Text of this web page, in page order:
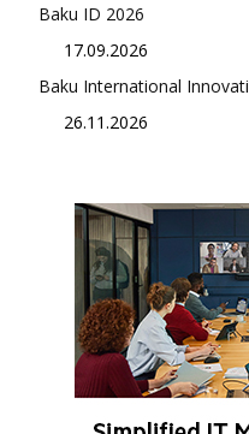
Baku ID 2026
17.09.2026
Baku International
26.11.2026